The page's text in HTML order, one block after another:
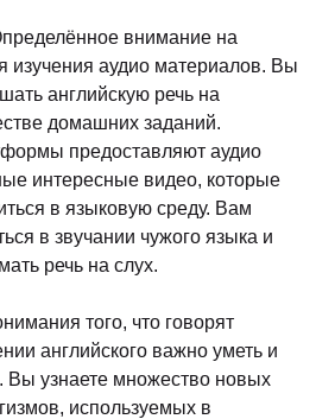
внимание на
изучения аудио материалов. Вы
английскую речь на
домашних заданий.
предоставляют аудио
интересные видео, которые
в языковую среду. Вам
в звучании чужого языка и
речь на слух.
того, что говорят
английского важно уметь и
Вы узнаете множество новых
используемых в